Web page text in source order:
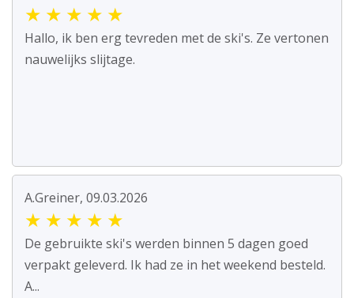
★ ★ ★ ★ ★
Hallo, ik ben erg tevreden met de ski's. Ze vertonen
nauwelijks slijtage.
A.Greiner, 09.03.2026
★ ★ ★ ★ ★
De gebruikte ski's werden binnen 5 dagen goed
verpakt geleverd. Ik had ze in het weekend besteld.
A...